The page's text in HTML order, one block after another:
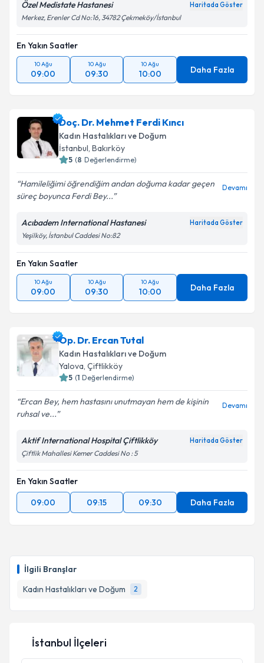
İlgili Branşlar
Kadın Hastalıkları ve Doğum
2
Özel Medistate Hastanesi Haritada Göster
Merkez, Erenler Cd No:16, 34782 Çekmeköy/İstanbul
En Yakın Saatler
10 Ağu
09:00
10 Ağu
09:30
10 Ağu
10:00 Daha Fazla
Doç. Dr. Mehmet Ferdi Kıncı
Kadın Hastalıkları ve Doğum
İstanbul, Bakırköy
5 (8 Değerlendirme)
Hamileliğimi öğrendiğim andan doğuma kadar geçen
süreç boyunca Ferdi Bey...
Devamı
Acıbadem International Hastanesi Haritada Göster
Yeşilköy, İstanbul Caddesi No:82
En Yakın Saatler
10 Ağu
09:00
10 Ağu
09:30
10 Ağu
10:00 Daha Fazla
Op. Dr. Ercan Tutal
Kadın Hastalıkları ve Doğum
Yalova, Çiftlikköy
5 (1 Değerlendirme)
Ercan Bey, hem hastasını unutmayan hem de kişinin
ruhsal ve...
Devamı
Aktif International Hospital Çiftlikköy Haritada Göster
Çiftlik Mahallesi Kemer Caddesi No : 5
En Yakın Saatler
09:00
09:15 09:30 Daha Fazla
İstanbul İlçeleri